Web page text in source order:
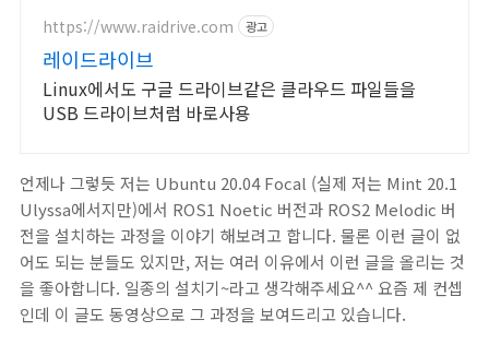
https://www.raidrive.com 광고
레이드라이브
Linux에서도 구글 드라이브같은 클라우드 파일들을
USB 드라이브처럼 바로사용
언제나 그렇듯 저는 Ubuntu 20.04 Focal (실제 저는 Mint 20.1
Ulyssa에서지만)에서 ROS1 Noetic 버전과 ROS2 Melodic 버
전을 설치하는 과정을 이야기 해보려고 합니다. 물론 이런 글이 없
어도 되는 분들도 있지만, 저는 여러 이유에서 이런 글을 올리는 것
을 좋아합니다. 일종의 설치기~라고 생각해주세요^^ 요즘 제 컨셉
인데 이 글도 동영상으로 그 과정을 보여드리고 있습니다.